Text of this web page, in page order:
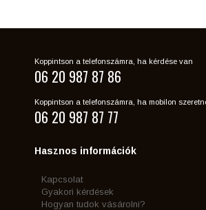
Koppintson a telefonszámra, ha kérdése van
06 20 987 87 86
Koppintson a telefonszámra, ha mobilon
06 20 987 87 77
Hasznos információk
Kapcsolat
Gyakori kérdések
Hogyan tudok vásárolni?